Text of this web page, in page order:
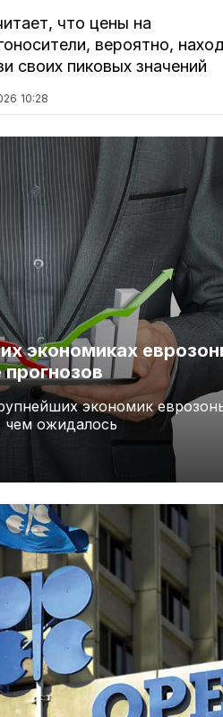
что цены на
вероятно,
своих пиковых значений
10:28
экономиках
экономик
чем ожидалось